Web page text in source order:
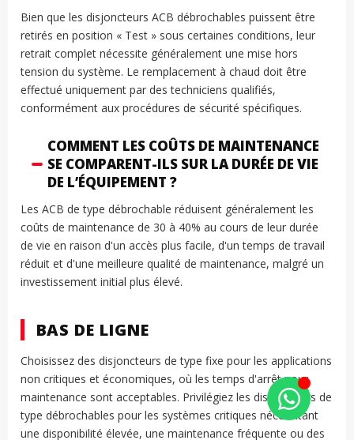
Bien que les disjoncteurs ACB débrochables puissent être
retirés en position « Test » sous certaines conditions, leur
retrait complet nécessite généralement une mise hors
tension du système. Le remplacement à chaud doit être
effectué uniquement par des techniciens qualifiés,
conformément aux procédures de sécurité spécifiques.
COMMENT LES COÛTS DE MAINTENANCE
SE COMPARENT-ILS SUR LA DURÉE DE VIE
DE L’ÉQUIPEMENT ?
Les ACB de type débrochable réduisent généralement les
coûts de maintenance de 30 à 40% au cours de leur durée
de vie en raison d'un accès plus facile, d'un temps de travail
réduit et d'une meilleure qualité de maintenance, malgré un
investissement initial plus élevé.
BAS DE LIGNE
Choisissez des disjoncteurs de type fixe pour les applications
non critiques et économiques, où les temps d'arrêt pour
maintenance sont acceptables. Privilégiez les disjoncteurs de
type débrochables pour les systèmes critiques nécessitant
une disponibilité élevée, une maintenance fréquente ou des